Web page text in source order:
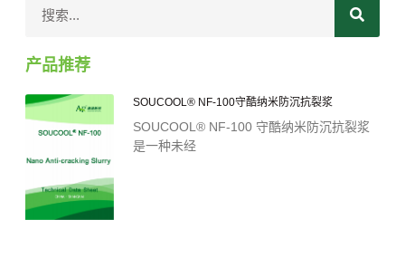
产品推荐
SOUCOOL® NF-100守酷纳米防沉抗裂浆
SOUCOOL® NF-100 守酷纳米防沉抗裂浆
是一种未经